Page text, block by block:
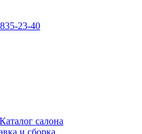
23-40
Каталог салона